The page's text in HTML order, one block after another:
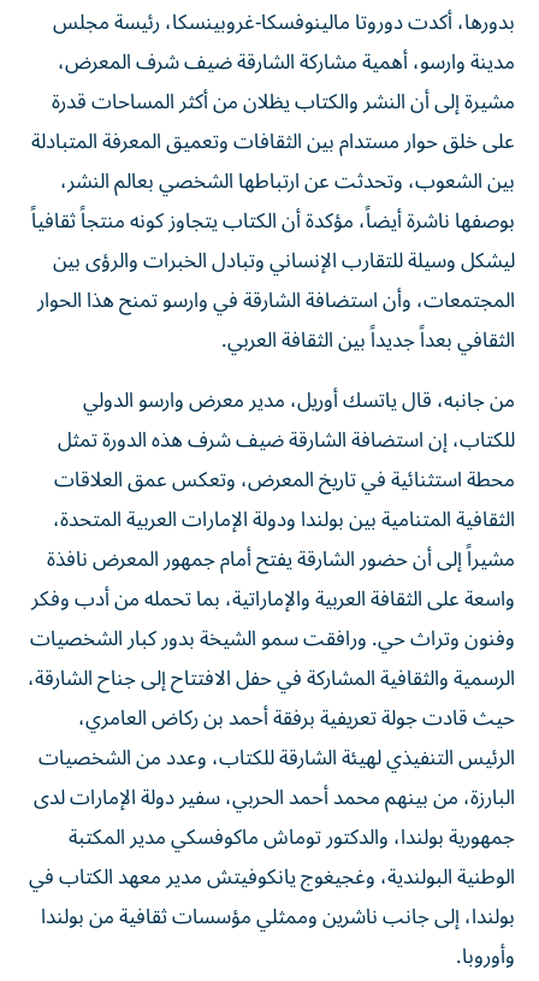
بدورها، أكدت دوروتا مالينوفسكا-غروبينسكا، رئيسة مجلس
مدينة وارسو، أهمية مشاركة الشارقة ضيف شرف المعرض،
مشيرة إلى أن النشر والكتاب يظلان من أكثر المساحات قدرة
على خلق حوار مستدام بين الثقافات وتعميق المعرفة المتبادلة
بين الشعوب، وتحدثت عن ارتباطها الشخصي بعالم النشر،
بوصفها ناشرة أيضاً، مؤكدة أن الكتاب يتجاوز كونه منتجاً ثقافياً
ليشكل وسيلة للتقارب الإنساني وتبادل الخبرات والرؤى بين
المجتمعات، وأن استضافة الشارقة في وارسو تمنح هذا الحوار
الثقافي بعداً جديداً بين الثقافة العربي.
من جانبه، قال ياتسك أوريل، مدير معرض وارسو الدولي
للكتاب، إن استضافة الشارقة ضيف شرف هذه الدورة تمثل
محطة استثنائية في تاريخ المعرض، وتعكس عمق العلاقات
الثقافية المتنامية بين بولندا ودولة الإمارات العربية المتحدة،
مشيراً إلى أن حضور الشارقة يفتح أمام جمهور المعرض نافذة
واسعة على الثقافة العربية والإماراتية، بما تحمله من أدب وفكر
وفنون وتراث حي. ورافقت سمو الشيخة بدور كبار الشخصيات
الرسمية والثقافية المشاركة في حفل الافتتاح إلى جناح الشارقة،
حيث قادت جولة تعريفية برفقة أحمد بن ركاض العامري،
الرئيس التنفيذي لهيئة الشارقة للكتاب، وعدد من الشخصيات
البارزة، من بينهم محمد أحمد الحربي، سفير دولة الإمارات لدى
جمهورية بولندا، والدكتور توماش ماكوفسكي مدير المكتبة
الوطنية البولندية، وغجيغوج يانكوفيتش مدير معهد الكتاب في
بولندا، إلى جانب ناشرين وممثلي مؤسسات ثقافية من بولندا
وأوروبا.